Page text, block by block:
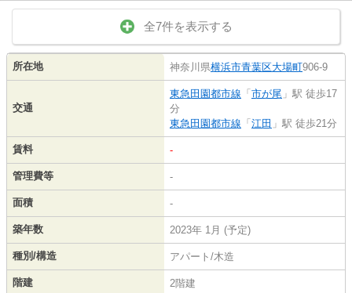
全7件を表示する
所在地 神奈川県横浜市青葉区大場町906-9
交通
東急田園都市線 「 市が尾 」駅 徒歩17
分
東急田園都市線 「 江田 」駅 徒歩21分
賃料 -
管理費等 -
面積 -
築年数 2023年 1月 (予定)
種別/構造 アパート/木造
階建 2階建